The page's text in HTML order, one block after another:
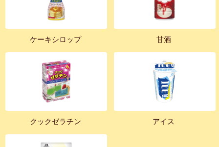
ケーキシロップ 甘酒
クックゼラチン アイス